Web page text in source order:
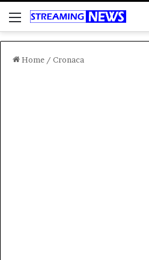
Menu
Home / Cronaca